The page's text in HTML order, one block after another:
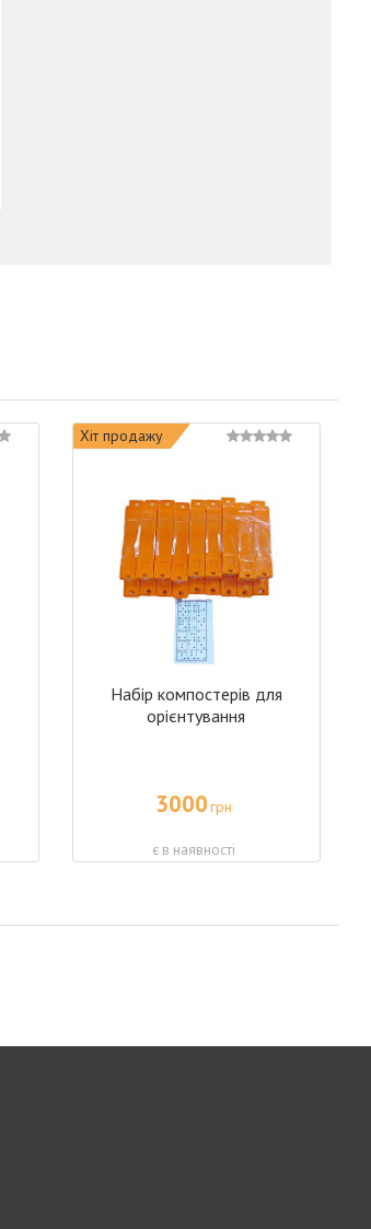
Хіт продажу
Набір компостерів для
орієнтування
3000грн
є в наявності